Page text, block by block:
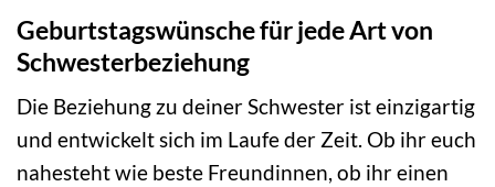
Geburtstagswünsche für jede Art von
Schwesterbeziehung
Die Beziehung zu deiner Schwester ist einzigartig
und entwickelt sich im Laufe der Zeit. Ob ihr euch
nahesteht wie beste Freundinnen, ob ihr einen